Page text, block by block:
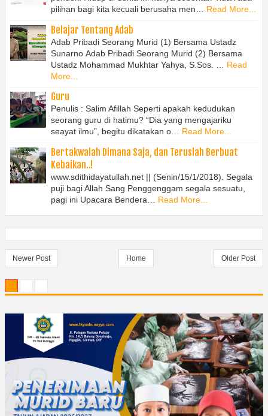
pilihan bagi kita kecuali berusaha men… Read More...
Belajar Tentang Adab
Adab Pribadi Seorang Murid (1) Bersama Ustadz
Sunarno Adab Pribadi Seorang Murid (2) Bersama
Ustadz Mohammad Mukhtar Yahya, S.Sos. …
Read
More...
Guru
Penulis : Salim Afillah Seperti apakah kedudukan
seorang guru di hatimu? “Dia yang mengajariku
seayat ilmu”, begitu dikatakan o… Read More...
Bertakwalah Dimana Saja, dan Teruslah Berbuat
Kebaikan..!
www.sdithidayatullah.net || (Senin/15/1/2018). Segala
puji bagi Allah Sang Penggenggam segala sesuatu,
pagi ini Upacara Bendera…
Read More...
Newer Post Older Post
Home